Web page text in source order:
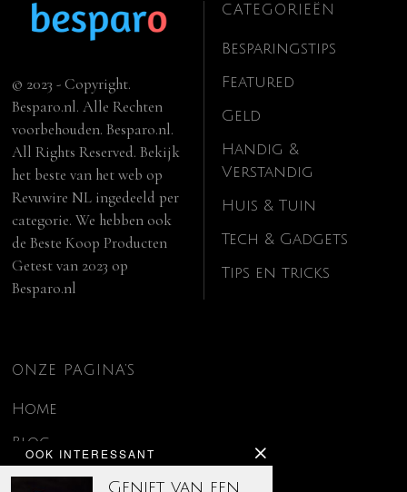
OOK INTERESSANT
Geniet van een
© 2023 - Copyright.
Besparo.nl. Alle Rechten
voorbehouden. Besparo.nl.
All Rights Reserved. Bekijk
het beste van het web op
Revuwire NL ingedeeld per
categorie. We hebben ook
deBeste Koop Producten
Getest van 2023 op
Besparo.nl
CATEGORIEËN
Besparingstips
Featured
Geld
Handig &
Verstandig
Huis & Tuin
Tech & Gadgets
Tips en tricks
ONZE PAGINA’S
Home
Blog
Contact